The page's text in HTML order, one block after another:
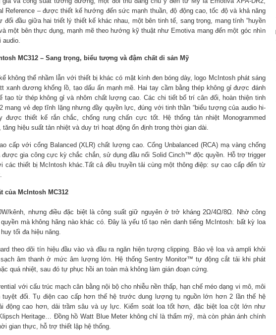
Reference – được thiết kế hướng đến sức mạnh thuần, độ động cao, tốc độ và khả năng
đối đầu giữa hai triết lý thiết kế khác nhau, một bên tinh tế, sang trọng, mang tính “huyền
một bên thực dụng, mạnh mẽ theo hướng kỹ thuật như Emotiva mang đến một góc nhìn
audio.
MC312 – Sang trọng, biểu tượng và đậm chất di sản Mỹ
không thể nhầm lẫn với thiết bị khác có mặt kính đen bóng dày, logo McIntosh phát sáng
xanh dương khổng lồ, tạo dấu ấn mạnh mẽ. Hai tay cầm bằng thép không gỉ được đánh
tạo từ thép không gỉ và nhôm chất lượng cao. Các chi tiết bố trí cân đối, hoàn thiện tinh
mang vẻ đẹp tĩnh lặng nhưng đầy quyền lực, đúng với tinh thần “biểu tượng của audio hi-
được thiết kế rắn chắc, chống rung chấn cực tốt. Hệ thống tản nhiệt Monogrammed
hiệu suất tản nhiệt và duy trì hoạt động ổn định trong thời gian dài.
cấp với cổng Balanced (XLR) chất lượng cao. Cổng Unbalanced (RCA) mạ vàng chống
được gia công cực kỳ chắc chắn, sử dụng đầu nối Solid Cinch™ độc quyền. Hỗ trợ trigger
các thiết bị McIntosh khác.Tất cả đều truyền tải cùng một thông điệp: sự cao cấp đến từ
của McIntosh MC312
kênh, nhưng điều đặc biệt là công suất giữ nguyên ở trở kháng 2Ω/4Ω/8Ω. Nhờ công
mà không hãng nào khác có. Đây là yếu tố tạo nên danh tiếng McIntosh: bất kỳ loa
tối đa hiệu năng.
theo dõi tín hiệu đầu vào và đầu ra ngăn hiện tượng clipping. Bảo vệ loa và ampli khỏi
âm thanh ở mức âm lượng lớn. Hệ thống Sentry Monitor™ tự động cắt tải khi phát
quá nhiệt, sau đó tự phục hồi an toàn mà không làm gián đoạn cứng.
với cấu trúc mạch cân bằng nội bộ cho nhiễu nền thấp, hạn chế méo dạng vi mô, môi
đối. Tụ điện cao cấp hơn thế hệ trước dung lượng tụ nguồn lớn hơn 2 lần thế hệ
động cao hơn, dải trầm sâu và uy lực. Kiểm soát loa tốt hơn, đặc biệt loa cột lớn như
Heritage… Đồng hồ Watt Blue Meter không chỉ là thẩm mỹ, mà còn phản ánh chính
gian thực, hỗ trợ thiết lập hệ thống.